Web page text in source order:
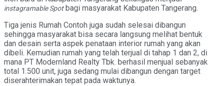
instagramable Spotbagi masyarakat Kabupaten Tangerang.
Tiga jenis Rumah Contoh juga sudah selesai dibangun
sehingga masyarakat bisa secara langsung melihat bentuk
dan desain serta aspek penataan interior rumah yang akan
dibeli. Kemudian rumah yang telah terjual di tahap 1 dan 2, di
mana PT Modernland Realty Tbk. berhasil menjual sebanyak
total 1.500 unit, juga sedang mulai dibangun dengan target
diserahterimakan tepat pada waktunya.